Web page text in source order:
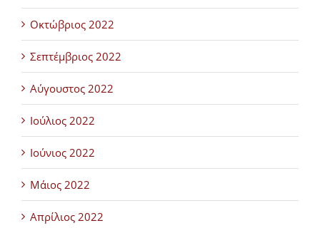
Οκτώβριος 2022
Σεπτέμβριος 2022
Αύγουστος 2022
Ιούλιος 2022
Ιούνιος 2022
Μάιος 2022
Απρίλιος 2022